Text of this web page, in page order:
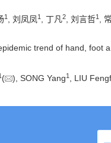
1 , 刘凤凤1 , 丁凡2, 刘言哲1 ,
trend of hand, foot
( ), SONG Yang1 , LIU